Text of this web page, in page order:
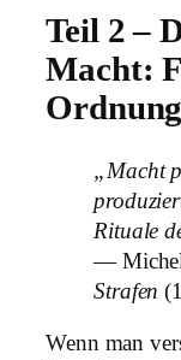
Teil 2 –
Macht:
„Macht
Rituale
—
Strafen
Wenn man